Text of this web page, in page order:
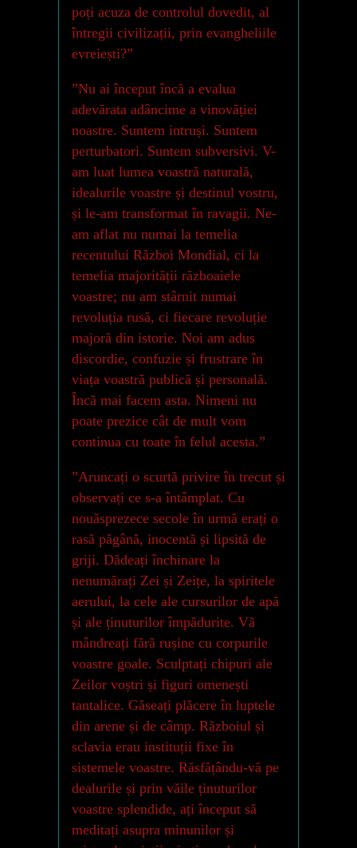
poți acuza de controlul dovedit, al
întregii civilizații, prin evangheliile
evreiești?”
”Nu ai început încă a evalua
adevărata adâncime a vinovăției
noastre. Suntem intruși. Suntem
perturbatori. Suntem subversivi. V-
am luat lumea voastră naturală,
idealurile voastre și destinul vostru,
și le-am transformat în ravagii. Ne-
am aflat nu numai la temelia
recentului Război Mondial, ci la
temelia majorității războaiele
voastre; nu am stârnit numai
revoluția rusă, ci fiecare revoluție
majoră din istorie. Noi am adus
discordie, confuzie și frustrare în
viața voastră publică și personală.
Încă mai facem asta. Nimeni nu
poate prezice cât de mult vom
continua cu toate în felul acesta.”
”Aruncați o scurtă privire în trecut și
observați ce s-a întâmplat. Cu
nouăsprezece secole în urmă erați o
rasă păgână, inocentă și lipsită de
griji. Dădeați închinare la
nenumărați Zei și Zeițe, la spiritele
aerului, la cele ale cursurilor de apă
și ale ținuturilor împădurite. Vă
mândreați fără rușine cu corpurile
voastre goale. Sculptați chipuri ale
Zeilor voștri și figuri omenești
tantalice. Găseați plăcere în luptele
din arene și de câmp. Războiul și
sclavia erau instituții fixe în
sistemele voastre. Răsfățându-vă pe
dealurile și prin văile ținuturilor
voastre splendide, ați început să
meditați asupra minunilor și